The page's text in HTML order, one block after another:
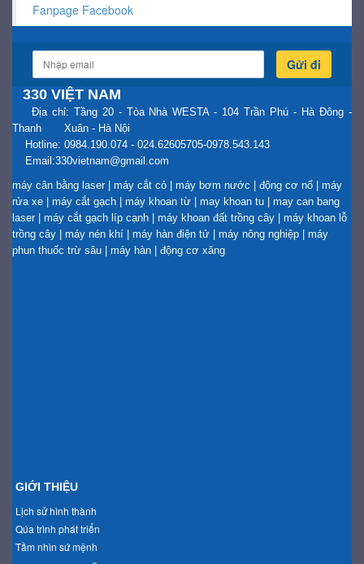
Fanpage Facebook
Gửi đi
330 VIỆT NAM
Địa chỉ: Tầng 20 - Tòa Nhà WESTA - 104 Trần Phú - Hà Đông -
Thanh Xuân - Hà Nội
Hotline: 0984.190.074 - 024.62605705-0978.543.143
Email:330vietnam@gmail.com
máy cân bằng laser | máy cắt cỏ | máy bơm nước | động cơ nổ | máy
rửa xe | máy cắt gạch | máy khoan từ | may khoan tu | may can bang
laser | máy cắt gạch líp cạnh | máy khoan đất trồng cây | máy khoan lỗ
trồng cây | máy nén khí | máy hàn điện tử | máy nông nghiệp | máy
phun thuốc trừ sâu | máy hàn | động cơ xăng
GIỚI THIỆU
Lịch sử hình thành
Qúa trình phát triển
Tầm nhìn sứ mệnh